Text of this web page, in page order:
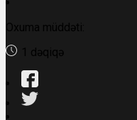
Oxuma müddəti:
1 dəqiqə